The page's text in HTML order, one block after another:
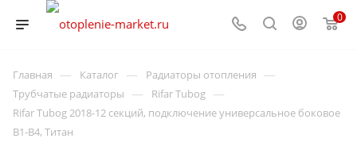
0
Главная — Каталог — Радиаторы отопления —
Трубчатые радиаторы — Rifar Tubog —
Rifar Tubog 2018-12 секций, подключение универсальное боковое
B1-B4, Титан